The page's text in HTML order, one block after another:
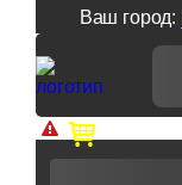
Ваш город:
Доп. скидка